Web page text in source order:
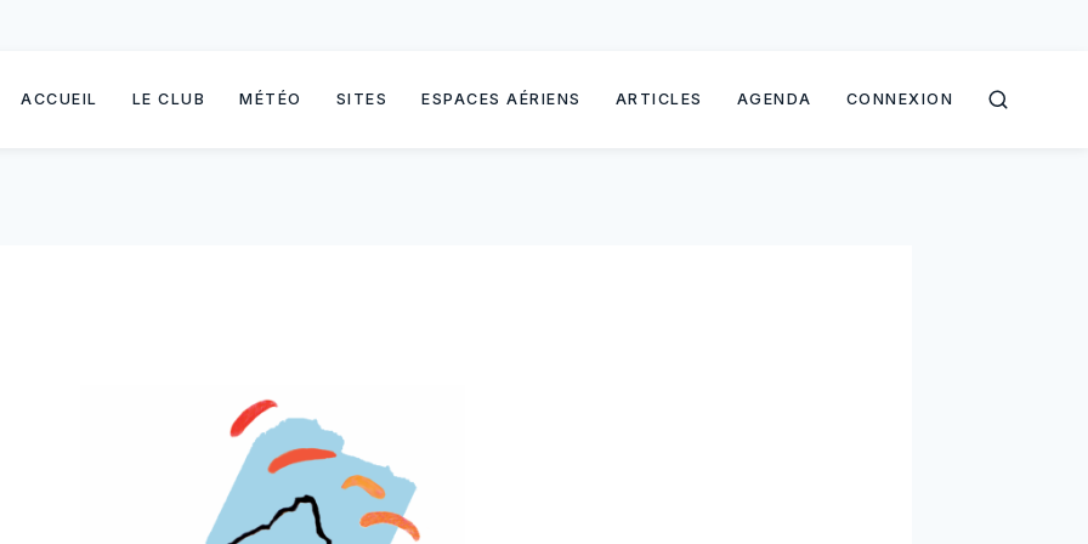
ACCUEIL LE CLUB MÉTÉO SITES ESPACES AÉRIENS ARTICLES AGENDA CONNEXION